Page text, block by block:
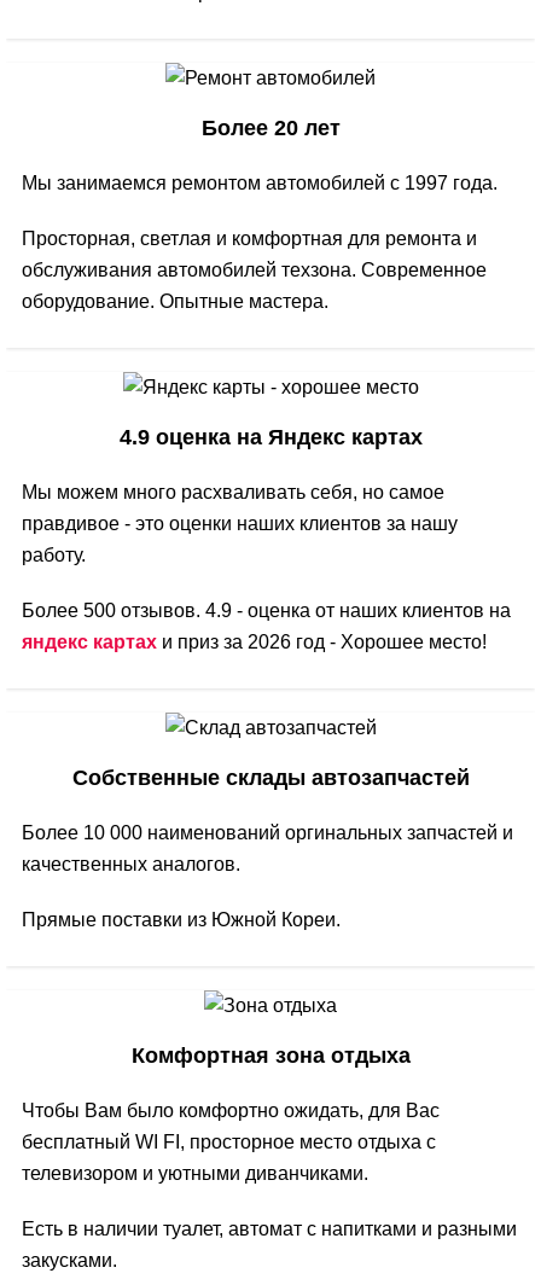
Более 20 лет
Мы занимаемся ремонтом автомобилей с 1997 года.
Просторная, светлая и комфортная для ремонта и
обслуживания автомобилей техзона. Современное
оборудование. Опытные мастера.
4.9 оценка на Яндекс картах
Мы можем много расхваливать себя, но самое
правдивое - это оценки наших клиентов за нашу
работу.
Более 500 отзывов. 4.9 - оценка от наших клиентов на
яндекс картах и приз за 2026 год - Хорошее место!
Собственные склады автозапчастей
Более 10 000 наименований оргинальных запчастей и
качественных аналогов.
Прямые поставки из Южной Кореи.
Комфортная зона отдыха
Чтобы Вам было комфортно ожидать, для Вас
бесплатный WI FI, просторное место отдыха с
телевизором и уютными диванчиками.
Есть в наличии туалет, автомат с напитками и разными
закусками.